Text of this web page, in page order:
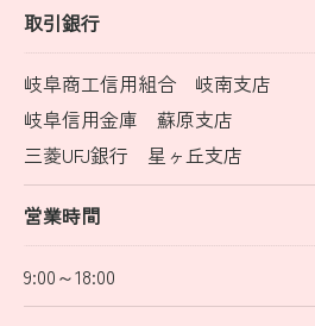
取引銀行
岐阜商工信用組合 岐南支店
岐阜信用金庫 蘇原支店
三菱UFJ銀行 星ヶ丘支店
営業時間
9:00～18:00